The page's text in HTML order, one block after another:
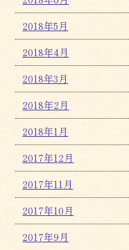
2018年5月
2018年4月
2018年3月
2018年2月
2018年1月
2017年12月
2017年11月
2017年10月
2017年9月